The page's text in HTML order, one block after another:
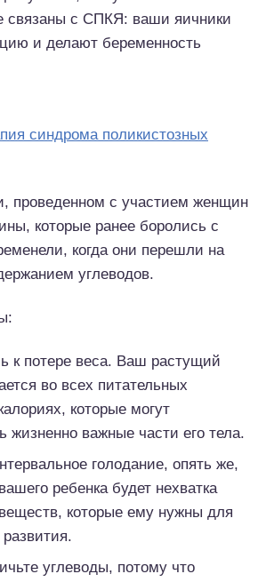
связаны с СПКЯ: ваши яичники
и делают беременность
синдрома поликистозных
проведенном с участием женщин
которые ранее боролись с
когда они перешли на
углеводов.
к потере веса. Ваш растущий
во всех питательных
которые могут
жизненно важные части его тела.
голодание, опять же,
ребенка будет нехватка
которые ему нужны для
углеводы, потому что